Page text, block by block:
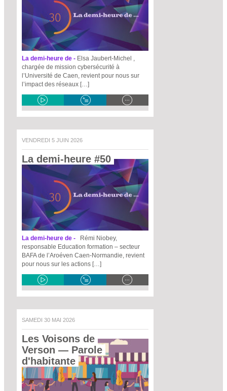
La demi-heure de - Elsa Jaubert-Michel ,
chargée de mission cybersécurité à
l’Université de Caen, revient pour nous sur
l’impact des réseaux […]
VENDREDI 5 JUIN 2026
La demi-heure #50
La demi-heure de -
Rémi Niobey,
responsable Education formation – secteur
BAFA de l’Aroéven Caen-Normandie, revient
pour nous sur les actions […]
SAMEDI 30 MAI 2026
Les Voisons de
Verson — Parole
d'habitante